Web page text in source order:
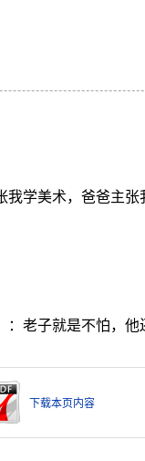
学美术，爸爸主张
老子就是不怕，他
下载本页内容